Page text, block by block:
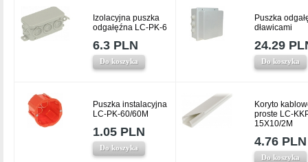
Izolacyjna puszka
odgałęźna LC-PK-6
6.3 PLN
Do koszyka
Puszka
dławicami
24.29
Do koszyka
Puszka instalacyjna
LC-PK-60/60M
1.05 PLN
Do koszyka
Koryto
proste LC-
15X10/2M
4.76 PLN
Do koszyka